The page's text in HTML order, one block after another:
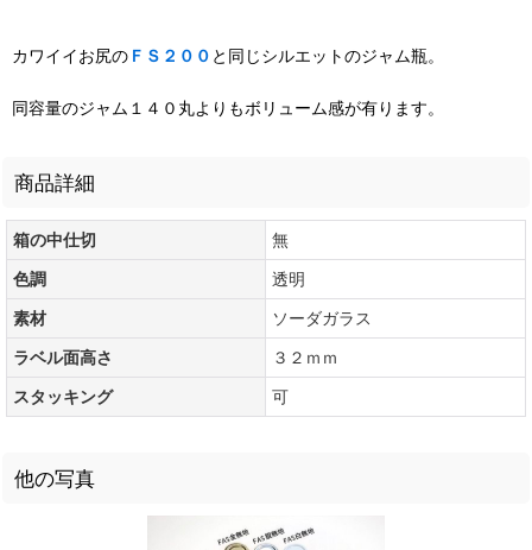
カワイイお尻の ＦＳ２００ と同じシルエットのジャム瓶。
同容量のジャム１４０丸よりもボリューム感が有ります。
商品詳細
箱の中仕切
無
色調
透明
素材
ソーダガラス
ラベル面高さ
３２ｍｍ
スタッキング
可
他の写真